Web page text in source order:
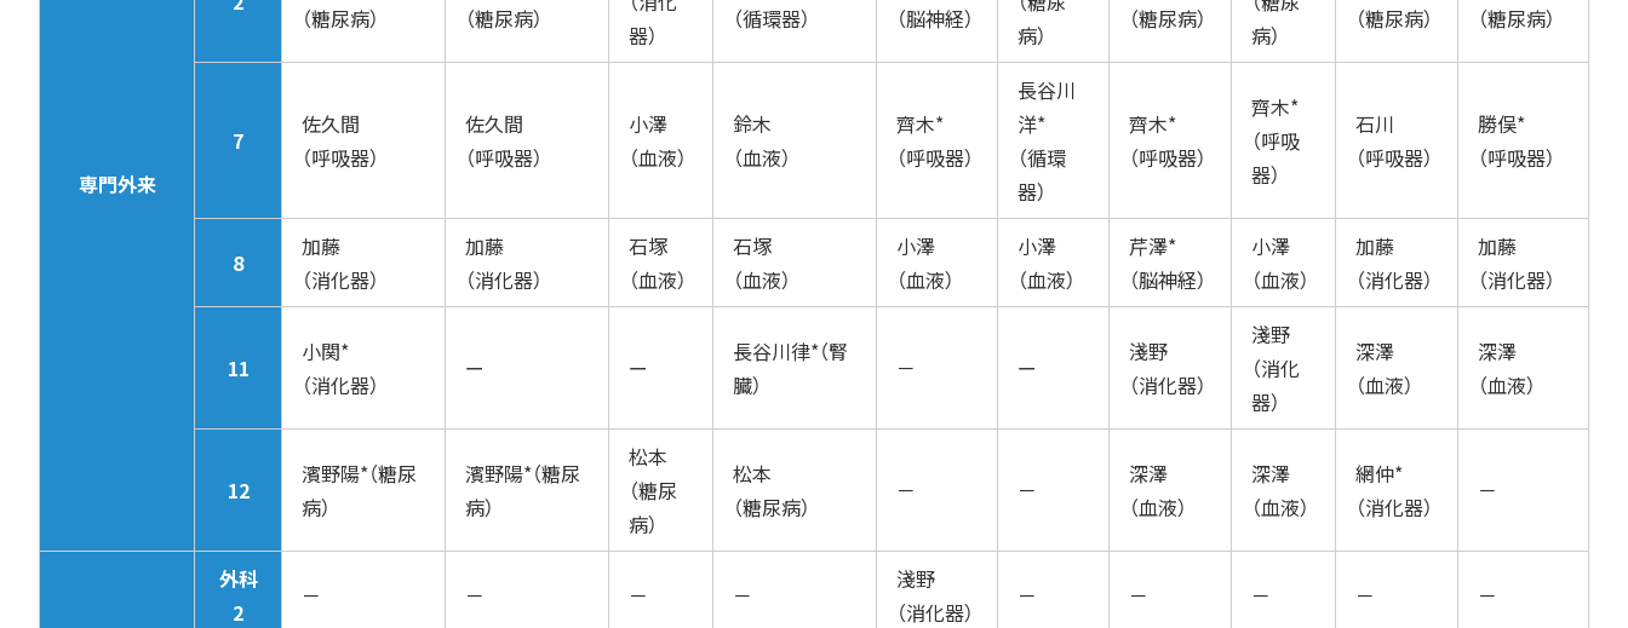
専門外来
（糖尿病）
（糖尿病）
器）
（循環器）
（脳神経）
病）
（糖尿病）
病）
（糖尿病）
（糖尿病）
7
佐久間
（呼吸器）
佐久間
（呼吸器）
小澤
（血液）
鈴木
（血液）
齊木*
（呼吸器）
長谷川
洋*
（循環
器）
齊木*
（呼吸器）
齊木*
（呼吸
器）
石川
（呼吸器）
勝俣*
（呼吸器）
8
加藤
（消化器）
加藤
（消化器）
石塚
（血液）
石塚
（血液）
小澤
（血液）
小澤
（血液）
芹澤*
（脳神経）
小澤
（血液）
加藤
（消化器）
加藤
（消化器）
11
小関*
（消化器）
ー ー
長谷川律*（腎
臓）
－ ー
淺野
（消化器）
淺野
（消化
器）
深澤
（血液）
深澤
（血液）
12
濱野陽*（糖尿
病）
濱野陽*（糖尿
病）
松本
（糖尿
病）
松本
（糖尿病）
－ －
深澤
（血液）
深澤
（血液）
網仲*
（消化器）
－
外科
2
－ － － －
淺野
（消化器）
－ － － － －